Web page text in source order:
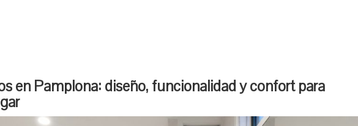
en Pamplona: diseño, funcionalidad y confort para